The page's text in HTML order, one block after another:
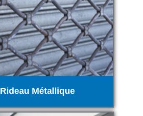
Rideau Métallique